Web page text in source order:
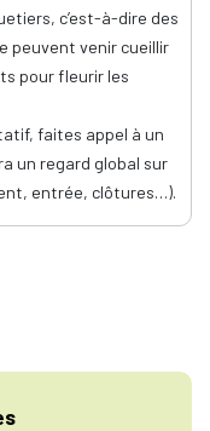
c’est-à-dire des
peuvent venir cueillir
pour fleurir les
faites appel à un
un regard global sur
entrée, clôtures…).